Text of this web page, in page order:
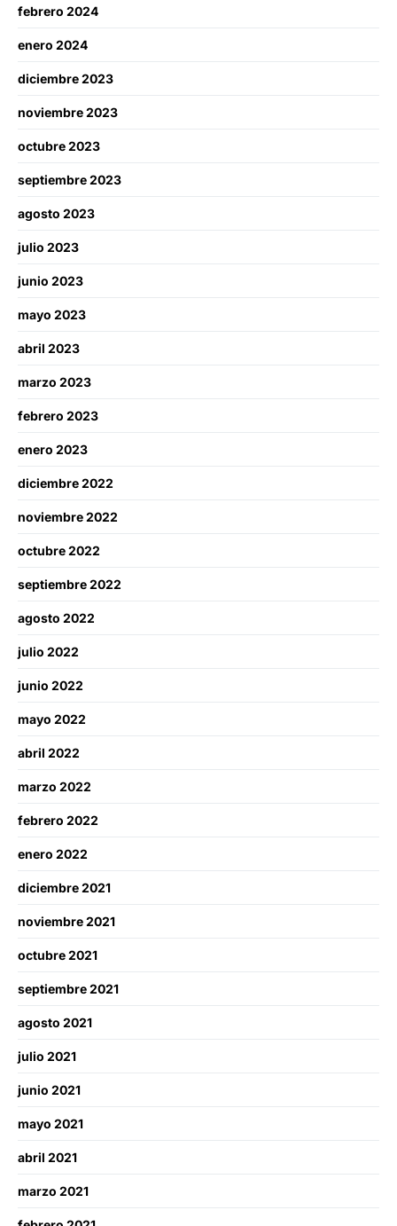
febrero 2024
enero 2024
diciembre 2023
noviembre 2023
octubre 2023
septiembre 2023
agosto 2023
julio 2023
junio 2023
mayo 2023
abril 2023
marzo 2023
febrero 2023
enero 2023
diciembre 2022
noviembre 2022
octubre 2022
septiembre 2022
agosto 2022
julio 2022
junio 2022
mayo 2022
abril 2022
marzo 2022
febrero 2022
enero 2022
diciembre 2021
noviembre 2021
octubre 2021
septiembre 2021
agosto 2021
julio 2021
junio 2021
mayo 2021
abril 2021
marzo 2021